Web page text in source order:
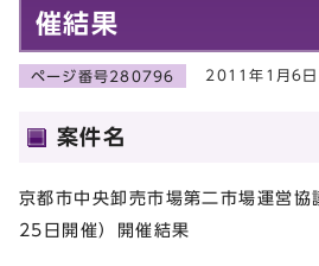
催結果
ページ番号280796 2011年1月6日
案件名
京都市中央卸売市場第二市場運営
25日開催）開催結果